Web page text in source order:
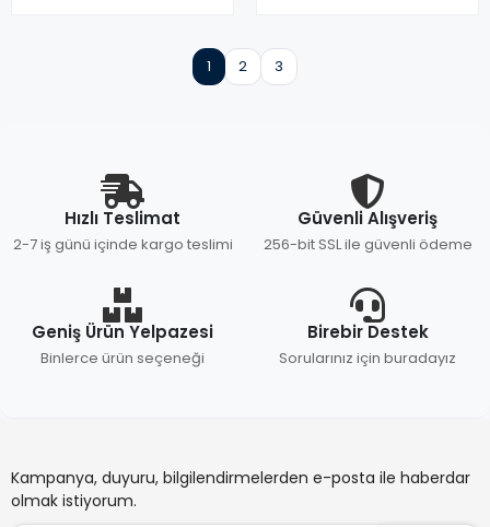
1 2 3
Hızlı Teslimat
2-7 iş günü içinde kargo teslimi
Güvenli Alışveriş
256-bit SSL ile güvenli ödeme
Geniş Ürün Yelpazesi
Binlerce ürün seçeneği
Birebir Destek
Sorularınız için buradayız
Kampanya, duyuru, bilgilendirmelerden e-posta ile haberdar
olmak istiyorum.